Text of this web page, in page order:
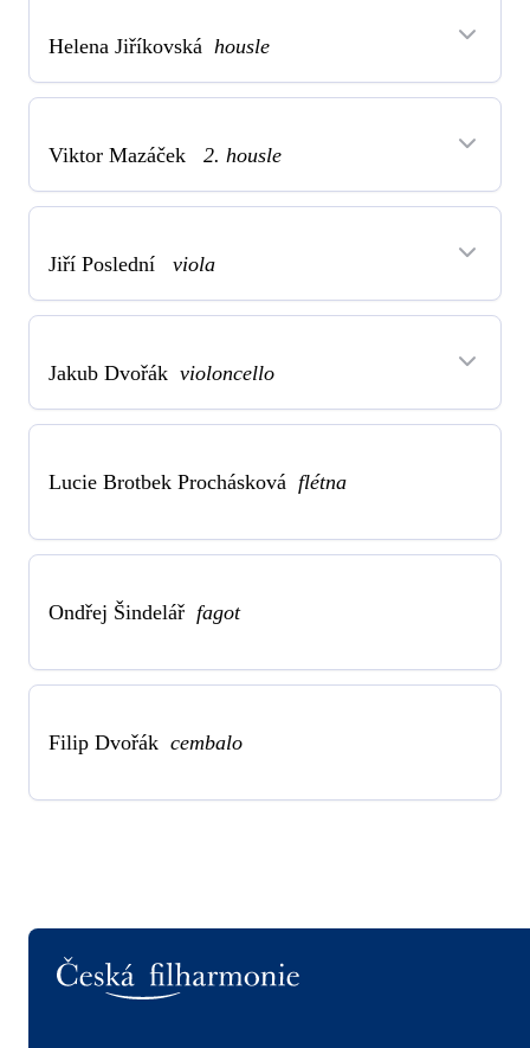
Helena Jiříkovská housle
Viktor Mazáček 2. housle
Jiří Poslední viola
Jakub Dvořák violoncello
Lucie Brotbek Prochásková flétna
Ondřej Šindelář fagot
Filip Dvořák cembalo